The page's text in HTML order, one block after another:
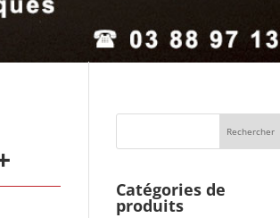
Catégories de
produits